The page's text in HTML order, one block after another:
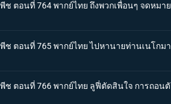
พีช ตอนที่ 764 พากย์ไทย ถึงพวกเพื่อนๆ จดหม
พีช ตอนที่ 765 พากย์ไทย ไปหานายท่านเนโกม
พีช ตอนที่ 766 พากย์ไทย ลูฟี่ตัดสินใจ การถอน